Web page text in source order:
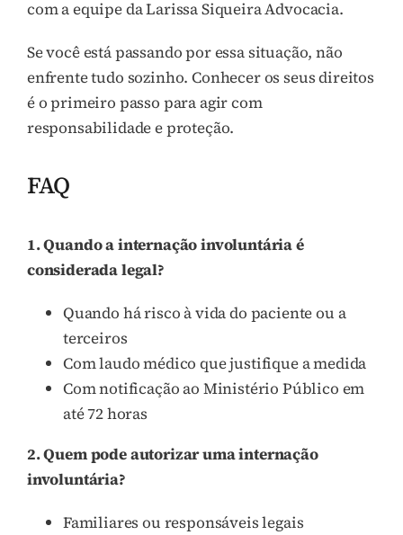
com a equipe da Larissa Siqueira Advocacia.
Se você está passando por essa situação, não
enfrente tudo sozinho. Conhecer os seus direitos
é o primeiro passo para agir com
responsabilidade e proteção.
FAQ
1. Quando a internação involuntária é
considerada legal?
Quando há risco à vida do paciente ou a
terceiros
Com laudo médico que justifique a medida
Com notificação ao Ministério Público em
até 72 horas
2. Quem pode autorizar uma internação
involuntária?
Familiares ou responsáveis legais